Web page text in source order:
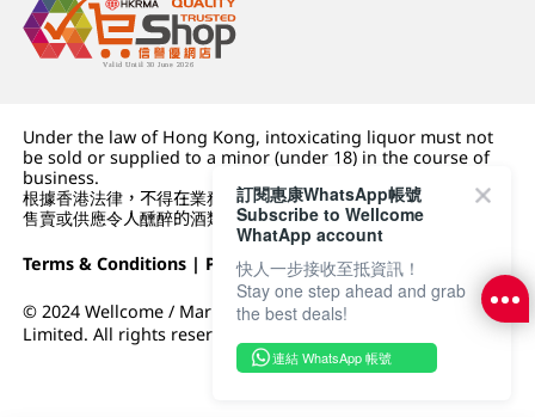
Under the law of Hong Kong, intoxicating liquor must not
be sold or supplied to a minor (under 18) in the course of
business.
根據香港法律，不得在業務過程中，向未成年人 (18 歲以下人士)
售賣或供應令人醺醉的酒類。
Terms & Conditions | Privacy Policy|DFI Retail Group
© 2024 Wellcome / Market Place. The Dairy Farm Company
Limited. All rights reserved.
訂閱惠康WhatsApp帳號
Subscribe to Wellcome
WhatApp account
快人一步接收至抵資訊！
Stay one step ahead and grab
the best deals!
連結 WhatsApp 帳號